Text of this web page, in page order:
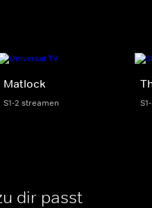
Matlock
S1-2 streamen
dir passt